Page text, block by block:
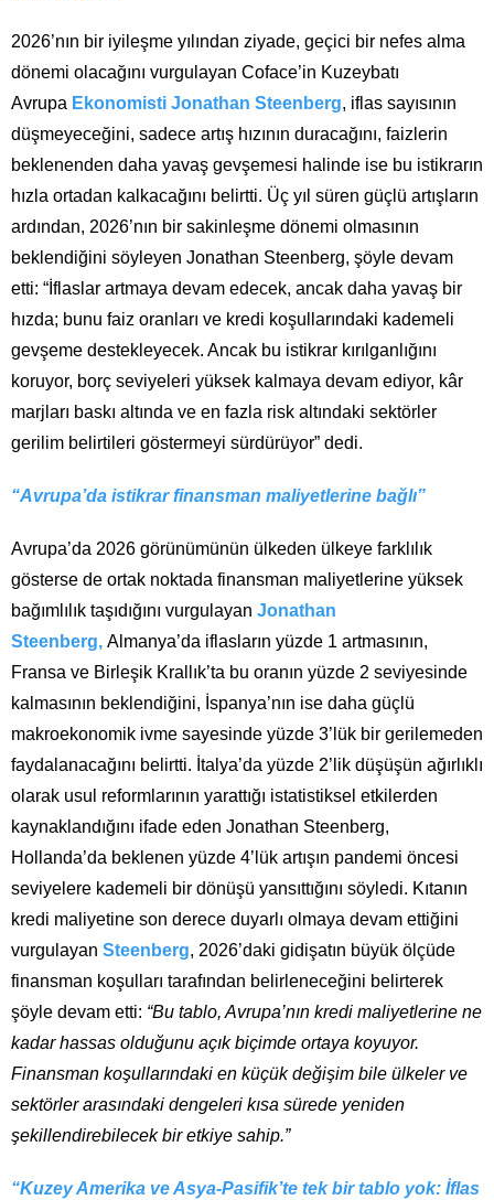
2026’nın bir iyileşme yılından ziyade, geçici bir nefes alma
dönemi olacağını vurgulayan Coface’in Kuzeybatı
Avrupa Ekonomisti Jonathan Steenberg, iflas sayısının
düşmeyeceğini, sadece artış hızının duracağını, faizlerin
beklenenden daha yavaş gevşemesi halinde ise bu istikrarın
hızla ortadan kalkacağını belirtti. Üç yıl süren güçlü artışların
ardından, 2026’nın bir sakinleşme dönemi olmasının
beklendiğini söyleyen Jonathan Steenberg, şöyle devam
etti: “İflaslar artmaya devam edecek, ancak daha yavaş bir
hızda; bunu faiz oranları ve kredi koşullarındaki kademeli
gevşeme destekleyecek. Ancak bu istikrar kırılganlığını
koruyor, borç seviyeleri yüksek kalmaya devam ediyor, kâr
marjları baskı altında ve en fazla risk altındaki sektörler
gerilim belirtileri göstermeyi sürdürüyor” dedi.
“Avrupa’da istikrar finansman maliyetlerine bağlı”
Avrupa’da 2026 görünümünün ülkeden ülkeye farklılık
gösterse de ortak noktada finansman maliyetlerine yüksek
bağımlılık taşıdığını vurgulayan Jonathan
Steenberg, Almanya’da iflasların yüzde 1 artmasının,
Fransa ve Birleşik Krallık’ta bu oranın yüzde 2 seviyesinde
kalmasının beklendiğini, İspanya’nın ise daha güçlü
makroekonomik ivme sayesinde yüzde 3’lük bir gerilemeden
faydalanacağını belirtti. İtalya’da yüzde 2’lik düşüşün ağırlıklı
olarak usul reformlarının yarattığı istatistiksel etkilerden
kaynaklandığını ifade eden Jonathan Steenberg,
Hollanda’da beklenen yüzde 4’lük artışın pandemi öncesi
seviyelere kademeli bir dönüşü yansıttığını söyledi. Kıtanın
kredi maliyetine son derece duyarlı olmaya devam ettiğini
vurgulayan Steenberg, 2026’daki gidişatın büyük ölçüde
finansman koşulları tarafından belirleneceğini belirterek
şöyle devam etti: “Bu tablo, Avrupa’nın kredi maliyetlerine ne
kadar hassas olduğunu açık biçimde ortaya koyuyor.
Finansman koşullarındaki en küçük değişim bile ülkeler ve
sektörler arasındaki dengeleri kısa sürede yeniden
şekillendirebilecek bir etkiye sahip.”
“Kuzey Amerika ve Asya-Pasifik’te tek bir tablo yok: İflas